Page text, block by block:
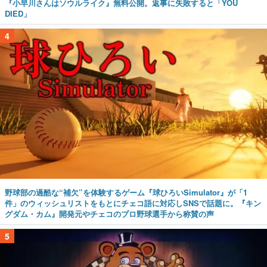
『小早川さんはソウルライク』無料公開。返事に失敗すると「YOU
DIED」
4
野球部の過酷な“補欠”を体験するゲーム『球ひろいSimulator』が「1
件」のウィッシュリストをもとにチェコ語に対応しSNSで話題に。『キン
グダム・カム』開発元やチェコのプロ野球選手から称賛の声
5